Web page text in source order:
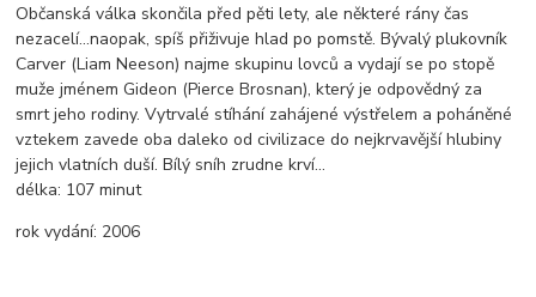
Občanská válka skončila před pěti lety, ale některé rány čas
nezacelí...naopak, spíš přiživuje hlad po pomstě. Bývalý plukovník
Carver (Liam Neeson) najme skupinu lovců a vydají se po stopě
muže jménem Gideon (Pierce Brosnan), který je odpovědný za
smrt jeho rodiny. Vytrvalé stíhání zahájené výstřelem a poháněné
vztekem zavede oba daleko od civilizace do nejkrvavější hlubiny
jejich vlatních duší. Bílý sníh zrudne krví...
délka: 107 minut
rok vydání: 2006